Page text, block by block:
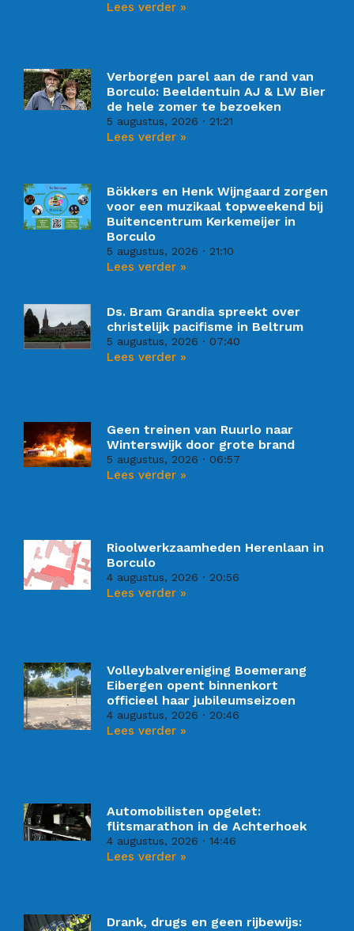
Lees verder »
Verborgen parel aan de rand van
Borculo: Beeldentuin AJ & LW Bier
de hele zomer te bezoeken
5 augustus, 2026 21:21
Lees verder »
Bökkers en Henk Wijngaard zorgen
voor een muzikaal topweekend bij
Buitencentrum Kerkemeijer in
Borculo
5 augustus, 2026 21:10
Lees verder »
Ds. Bram Grandia spreekt over
christelijk pacifisme in Beltrum
5 augustus, 2026 07:40
Lees verder »
Geen treinen van Ruurlo naar
Winterswijk door grote brand
5 augustus, 2026 06:57
Lees verder »
Rioolwerkzaamheden Herenlaan in
Borculo
4 augustus, 2026 20:56
Lees verder »
Volleybalvereniging Boemerang
Eibergen opent binnenkort
officieel haar jubileumseizoen
4 augustus, 2026 20:46
Lees verder »
Automobilisten opgelet:
flitsmarathon in de Achterhoek
4 augustus, 2026 14:46
Lees verder »
Drank, drugs en geen rijbewijs: